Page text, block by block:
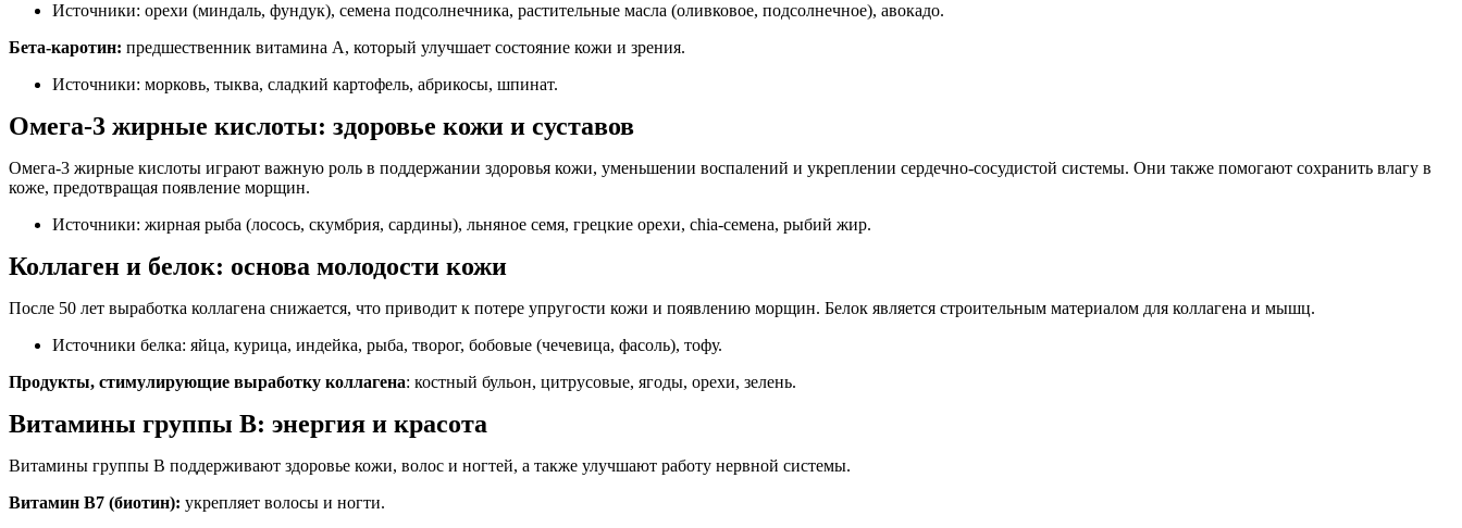
Источники: орехи (миндаль, фундук), семена подсолнечника, растительные масла (оливковое, подсолнечное), авокадо.
Бета-каротин: предшественник витамина А, который улучшает состояние кожи и зрения.
Источники: морковь, тыква, сладкий картофель, абрикосы, шпинат.
Омега-3 жирные кислоты: здоровье кожи и суставов
Омега-3 жирные кислоты играют важную роль в поддержании здоровья кожи, уменьшении воспалений и укреплении сердечно-сосудистой системы. Они также помогают сохранить влагу в
коже, предотвращая появление морщин.
Источники: жирная рыба (лосось, скумбрия, сардины), льняное семя, грецкие орехи, chia-семена, рыбий жир.
Коллаген и белок: основа молодости кожи
После 50 лет выработка коллагена снижается, что приводит к потере упругости кожи и появлению морщин. Белок является строительным материалом для коллагена и мышц.
Источники белка: яйца, курица, индейка, рыба, творог, бобовые (чечевица, фасоль), тофу.
Продукты, стимулирующие выработку коллагена: костный бульон, цитрусовые, ягоды, орехи, зелень.
Витамины группы В: энергия и красота
Витамины группы В поддерживают здоровье кожи, волос и ногтей, а также улучшают работу нервной системы.
Витамин В7 (биотин): укрепляет волосы и ногти.